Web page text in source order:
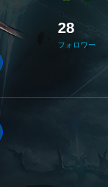
28
フォロワー